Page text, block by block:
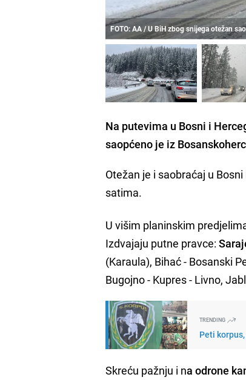
FOTO: AA / U BiH zbog snijega otežan
Na putevima u Bosni i
saopćeno je iz
Otežan je i saobraćaj u
satima.
U višim planinskim
Izdvajaju putne pravce:
(Karaula), Bihać - Bosanski
Bugojno - Kupres - Livno,
TRENDING
Peti
Skreću pažnju i na odrone